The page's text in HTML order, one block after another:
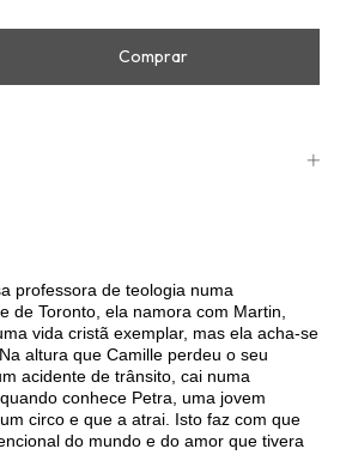
professora de teologia numa
de Toronto, ela namora com Martin,
vida cristã exemplar, mas ela acha-se
altura que Camille perdeu o seu
acidente de trânsito, cai numa
conhece Petra, uma jovem
circo e que a atrai. Isto faz com que
do mundo e do amor que tivera